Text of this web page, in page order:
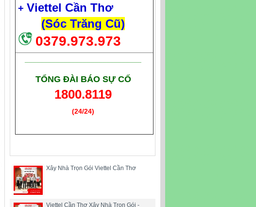
+ Viettel Cần Thơ
(Sóc Trăng Cũ)
0379.973.973
TỔNG ĐÀI BÁO SỰ CỐ
1800.8119
(24/24)
Xây Nhà Trọn Gói Viettel Cần Thơ
Viettel Cần Thơ Xây Nhà Trọn Gói -